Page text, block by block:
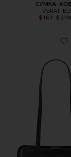
СУМКА-
VERAFIED
$167 $278